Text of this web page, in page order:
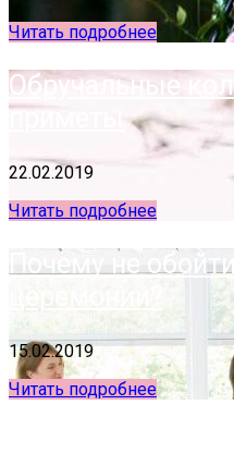
Читать подробнее
Обручальные
приметы
22.02.2019
Читать подробнее
Почему не
церемонии?
15.02.2019
Читать подробнее